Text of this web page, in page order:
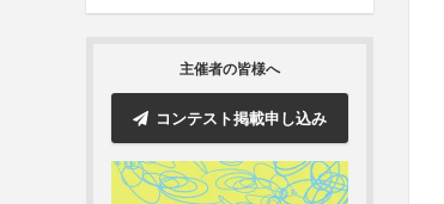
主催者の皆様へ
コンテスト掲載申し込み